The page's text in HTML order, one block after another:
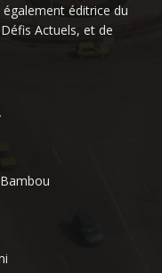
éditrice du
Actuels, et de